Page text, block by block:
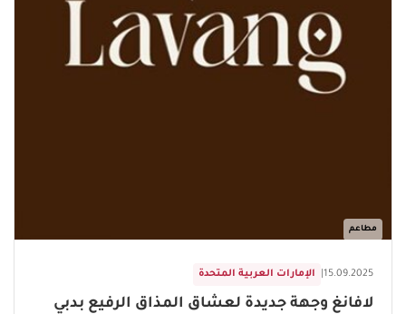
مطاعم
الإمارات العربية المتحدة 15.09.2025
لافانغ وجهة جديدة لعشاق المذاق الرفيع بدبي